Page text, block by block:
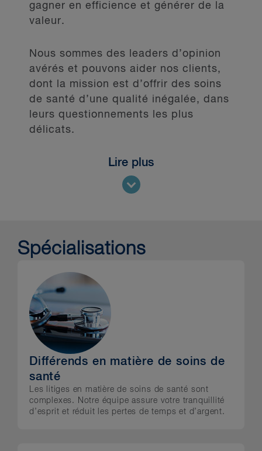
gagner en efficience et générer de la
valeur.
Nous sommes des leaders d’opinion
avérés et pouvons aider nos clients,
dont la mission est d’offrir des soins
de santé d’une qualité inégalée, dans
leurs questionnements les plus
délicats.
Lire plus
Spécialisations
Différends en matière de soins de
santé
Les litiges en matière de soins de santé sont
complexes. Notre équipe assure votre tranquillité
d’esprit et réduit les pertes de temps et d’argent.